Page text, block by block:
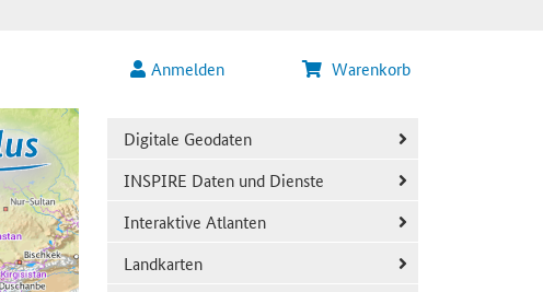
Anmelden Warenkorb
Digitale Geodaten
INSPIRE Daten und Dienste
Interaktive Atlanten
Landkarten